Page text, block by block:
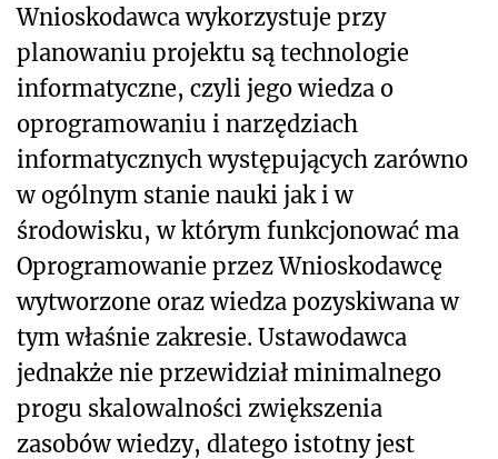
Wnioskodawca wykorzystuje przy
planowaniu projektu są technologie
informatyczne, czyli jego wiedza o
oprogramowaniu i narzędziach
informatycznych występujących zarówno
w ogólnym stanie nauki jak i w
środowisku, w którym funkcjonować ma
Oprogramowanie przez Wnioskodawcę
wytworzone oraz wiedza pozyskiwana w
tym właśnie zakresie. Ustawodawca
jednakże nie przewidział minimalnego
progu skalowalności zwiększenia
zasobów wiedzy, dlatego istotny jest